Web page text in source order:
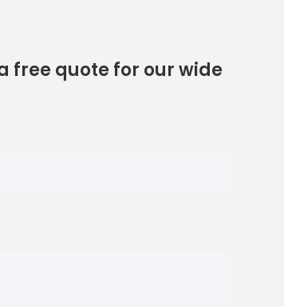
free quote for our wide